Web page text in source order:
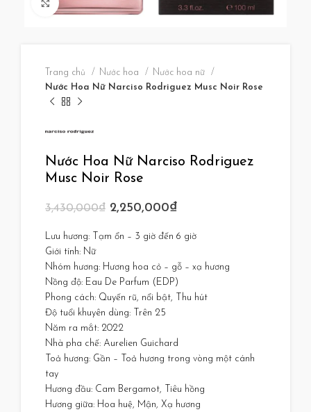
Trang chủ Nước hoa
Nước hoa nữ
Nước Hoa Nữ Narciso Rodriguez Musc Noir Rose
Nước Hoa Nữ Narciso Rodriguez
Musc Noir Rose
3,430,000₫ 2,250,000₫
Lưu hương: Tạm ổn – 3 giờ đến 6 giờ
Giới tính: Nữ
Nhóm hương: Hương hoa cỏ – gỗ – xạ hương
Nồng độ: Eau De Parfum (EDP)
Phong cách: Quyến rũ, nổi bật, Thu hút
Độ tuổi khuyên dùng: Trên 25
Năm ra mắt: 2022
Nhà pha chế: Aurelien Guichard
Toả hương: Gần – Toả hương trong vòng một cánh
tay
Hương đầu: Cam Bergamot, Tiêu hồng
Hương giữa: Hoa huệ, Mận, Xạ hương